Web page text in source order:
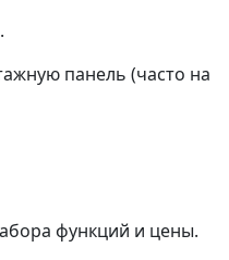
панель (часто на
функций и цены.